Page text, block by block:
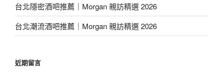
台北隱密酒吧推薦｜Morgan 親訪精選 2026
台北潮流酒吧推薦｜Morgan 親訪精選 2026
近期留言